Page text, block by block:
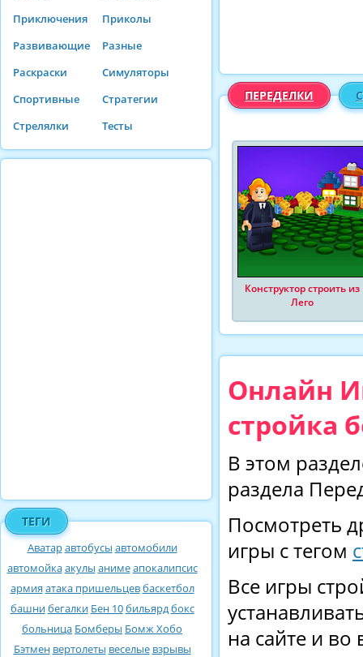
Приключения
Приколы
Развивающие
Разные
Раскраски
Симуляторы
Спортивные
Стратегии
Стрелялки
Тесты
ТЕГИ
Аватаравтобусы автомобили
автомойкаакулы анимеапокалипсис
армия атака пришельцевбаскетбол
башнибегалки Бен 10бильярдбокс
больница Бомберы Бомж Хобо
Бэтмен вертолеты веселые взрывы
ПЕРЕДЕЛКИ
Конструктор строить из
Лего
Онлайн
стройка
В этом
раздела
Посмотреть
игры с тегом
Все игры
на сайте и